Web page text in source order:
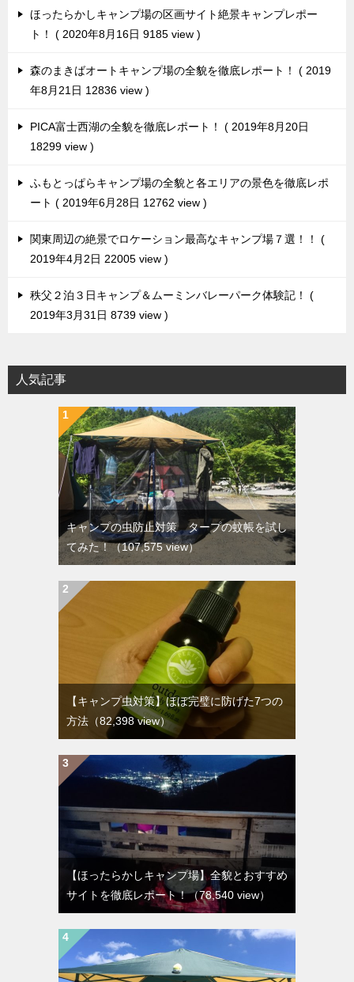
ほったらかしキャンプ場の区画サイト絶景キャンプレポー
ト！
2020年8月16日 9185 view
森のまきばオートキャンプ場の全貌を徹底レポート！
2019
年8月21日 12836 view
PICA富士西湖の全貌を徹底レポート！
2019年8月20日
18299 view
ふもとっぱらキャンプ場の全貌と各エリアの景色を徹底レポ
ート
2019年6月28日 12762 view
関東周辺の絶景でロケーション最高なキャンプ場７選！！
2019年4月2日 22005 view
秩父２泊３日キャンプ＆ムーミンバレーパーク体験記！
2019年3月31日 8739 view
人気記事
キャンプの虫防止対策 タープの蚊帳を試し
てみた！（107,575 view）
【キャンプ虫対策】ほぼ完璧に防げた7つの
方法 （82,398 view）
【ほったらかしキャンプ場】全貌とおすすめ
サイトを徹底レポート！（78,540 view）